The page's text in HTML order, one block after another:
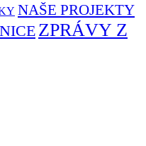
NAŠE PROJEKTY
ZPRÁVY Z